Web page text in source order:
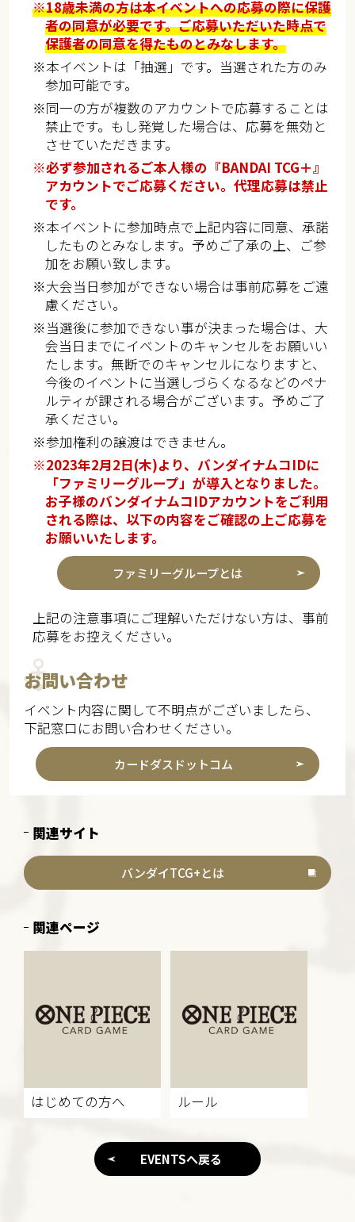
※18歳未満の方は本イベントへの応募の際に保護
者の同意が必要です。ご応募いただいた時点で
保護者の同意を得たものとみなします。
※本イベントは「抽選」です。当選された方のみ
参加可能です。
※同一の方が複数のアカウントで応募することは
禁止です。もし発覚した場合は、応募を無効と
させていただきます。
※必ず参加されるご本人様の『BANDAI TCG＋』
アカウントでご応募ください。代理応募は禁止
です。
※本イベントに参加時点で上記内容に同意、承諾
したものとみなします。予めご了承の上、ご参
加をお願い致します。
※大会当日参加ができない場合は事前応募をご遠
慮ください。
※当選後に参加できない事が決まった場合は、大
会当日までにイベントのキャンセルをお願いい
たします。無断でのキャンセルになりますと、
今後のイベントに当選しづらくなるなどのペナ
ルティが課される場合がございます。予めご了
承ください。
※参加権利の譲渡はできません。
※2023年2月2日(木)より、バンダイナムコIDに
「ファミリーグループ」が導入となりました。
お子様のバンダイナムコIDアカウントをご利用
される際は、以下の内容をご確認の上ご応募を
お願いいたします。
ファミリーグループとは
上記の注意事項にご理解いただけない方は、事前
応募をお控えください。
お問い合わせ
イベント内容に関して不明点がございましたら、
下記窓口にお問い合わせください。
カードダスドットコム
関連サイト
バンダイTCG+とは
関連ページ
はじめての方へ ルール
EVENTSへ戻る